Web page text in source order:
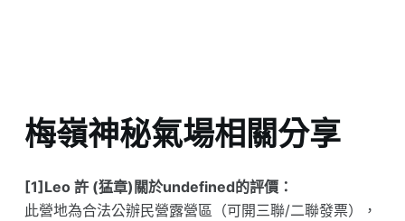
梅嶺神秘氣場相關分享
[1]Leo 許 (猛章)關於undefined的評價：
此營地為合法公辦民營露營區（可開三聯/二聯發票），